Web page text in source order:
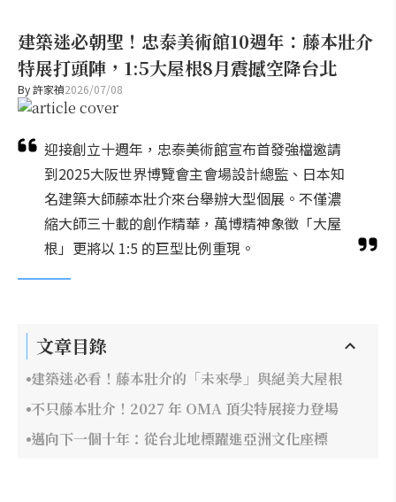
建築迷必朝聖！忠泰美術館10週年：藤本壯介
特展打頭陣，1:5大屋根8月震撼空降台北
By許家禎2026/07/08
迎接創立十週年，忠泰美術館宣布首發強檔邀請
到2025大阪世界博覽會主會場設計總監、日本知
名建築大師藤本壯介來台舉辦大型個展。不僅濃
縮大師三十載的創作精華，萬博精神象徵「大屋
根」更將以 1:5 的巨型比例重現。
文章目錄
建築迷必看！藤本壯介的「未來學」與絕美大屋根
不只藤本壯介！2027 年 OMA 頂尖特展接力登場
邁向下一個十年：從台北地標躍進亞洲文化座標